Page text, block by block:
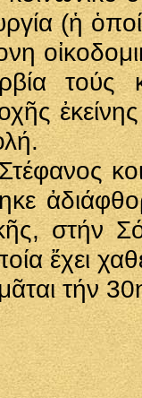
(ἡ
τούς
στήν
ἔχει
τήν